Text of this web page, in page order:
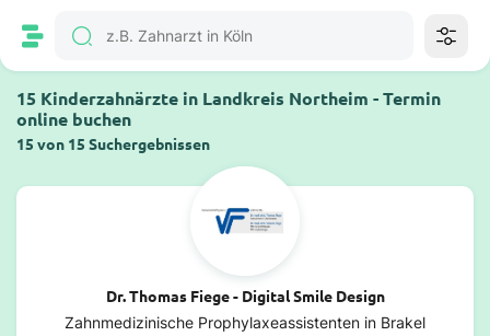
15 Kinderzahnärzte in Landkreis Northeim - Termin
online buchen
15 von 15 Suchergebnissen
Dr. Thomas Fiege - Digital Smile Design
Zahnmedizinische Prophylaxeassistenten in Brakel